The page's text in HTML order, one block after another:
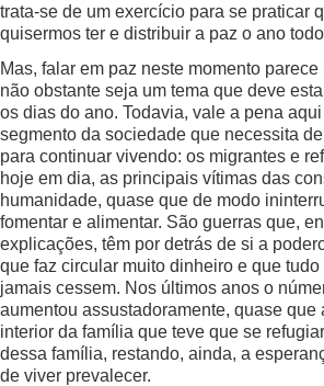
trata-se de um exercício para se praticar
quisermos ter e distribuir a paz o ano
Mas, falar em paz neste momento
não obstante seja um tema que deve
os dias do ano. Todavia, vale a pena
segmento da sociedade que necessita
para continuar vivendo: os migrantes e
hoje em dia, as principais vítimas das
humanidade, quase que de modo
fomentar e alimentar. São guerras que,
explicações, têm por detrás de si a
que faz circular muito dinheiro e que
jamais cessem. Nos últimos anos o
aumentou assustadoramente, quase que
interior da família que teve que se
dessa família, restando, ainda, a
de viver prevalecer.